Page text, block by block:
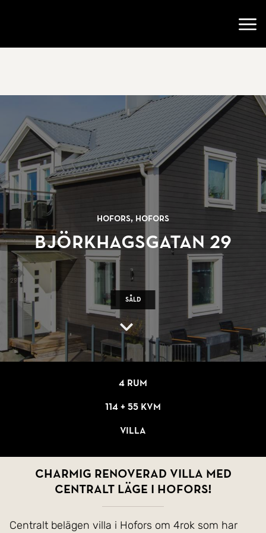
Hofors, Hofors
Björkhagsgatan 29
Såld
4 rum
114 + 55 kvm
Villa
Charmig renoverad villa med
centralt läge i Hofors!
Centralt belägen villa i Hofors om 4rok som har